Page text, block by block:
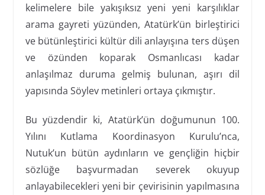
kelimelere bile yakışıksız yeni yeni karşılıklar
arama gayreti yüzünden, Atatürk’ün birleştirici
ve bütünleştirici kültür dili anlayışına ters düşen
ve özünden koparak Osmanlıcası kadar
anlaşılmaz duruma gelmiş bulunan, aşırı dil
yapısında Söylev metinleri ortaya çıkmıştır.
Bu yüzdendir ki, Atatürk’ün doğumunun 100.
Yılını Kutlama Koordinasyon Kurulu’nca,
Nutuk’un bütün aydınların ve gençliğin hiçbir
sözlüğe başvurmadan severek okuyup
anlayabilecekleri yeni bir çevirisinin yapılmasına